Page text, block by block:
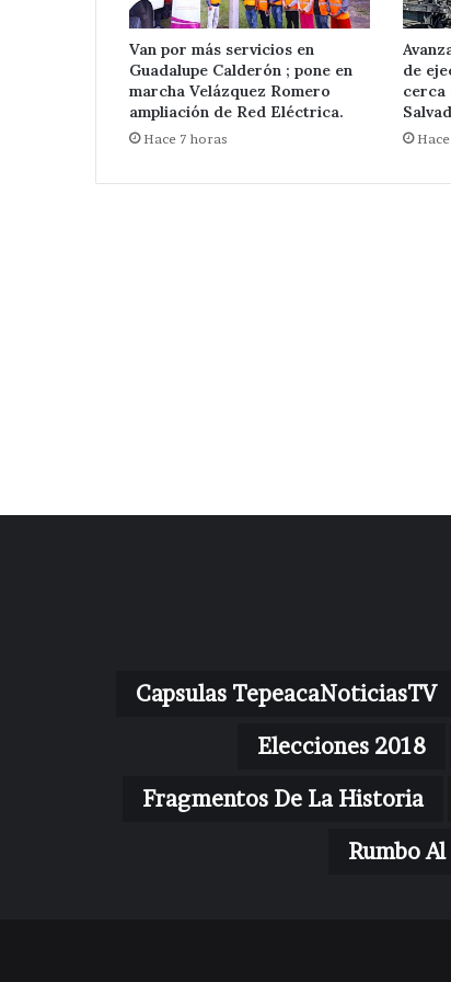
Van por más servicios en
Guadalupe Calderón ; pone en
marcha Velázquez Romero
ampliación de Red Eléctrica.
Hace 7 horas
de
cerca
Zoyapetlayoca .
en
Velázquez
ampliación
Eléctrica.
Capsulas TepeacaNoticiasTV
Elecciones 2018
Fragmentos De La Historia
Rumbo Al